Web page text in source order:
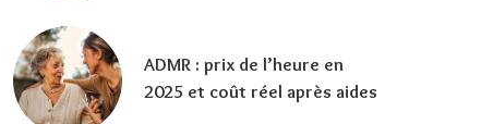
ADMR : prix de l’heure en
2025 et coût réel après aides